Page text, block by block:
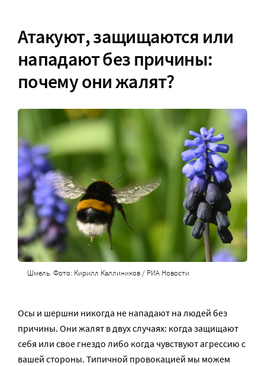
Атакуют, защищаются или
нападают без причины:
почему они жалят?
Шмель. Фото: Кирилл Каллиников / РИА Новости
Осы и шершни никогда не нападают на людей без
причины. Они жалят в двух случаях: когда защищают
себя или свое гнездо либо когда чувствуют агрессию с
вашей стороны. Типичной провокацией мы можем